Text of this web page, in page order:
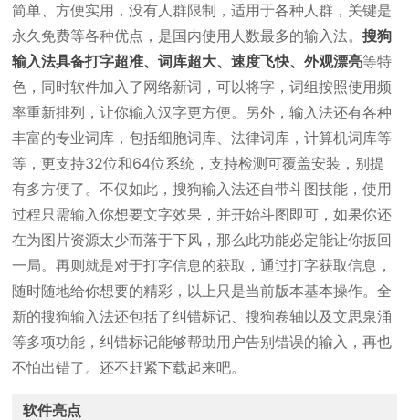
简单、方便实用，没有人群限制，适用于各种人群，关键是
永久免费等各种优点，是国内使用人数最多的输入法。搜狗
输入法具备打字超准、词库超大、速度飞快、外观漂亮等特
色，同时软件加入了网络新词，可以将字，词组按照使用频
率重新排列，让你输入汉字更方便。另外，输入法还有各种
丰富的专业词库，包括细胞词库、法律词库，计算机词库等
等，更支持32位和64位系统，支持检测可覆盖安装，别提
有多方便了。不仅如此，搜狗输入法还自带斗图技能，使用
过程只需输入你想要文字效果，并开始斗图即可，如果你还
在为图片资源太少而落于下风，那么此功能必定能让你扳回
一局。再则就是对于打字信息的获取，通过打字获取信息，
随时随地给你想要的精彩，以上只是当前版本基本操作。全
新的搜狗输入法还包括了纠错标记、搜狗卷轴以及文思泉涌
等多项功能，纠错标记能够帮助用户告别错误的输入，再也
不怕出错了。还不赶紧下载起来吧。
软件亮点